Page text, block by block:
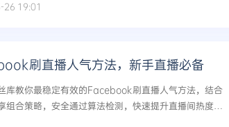
26 19:01
刷直播人气方法，新手直播必备
库教你最稳定有效的Facebook刷直播人气方法，结合
组合策略，安全通过算法检测，快速提升直播间热度与